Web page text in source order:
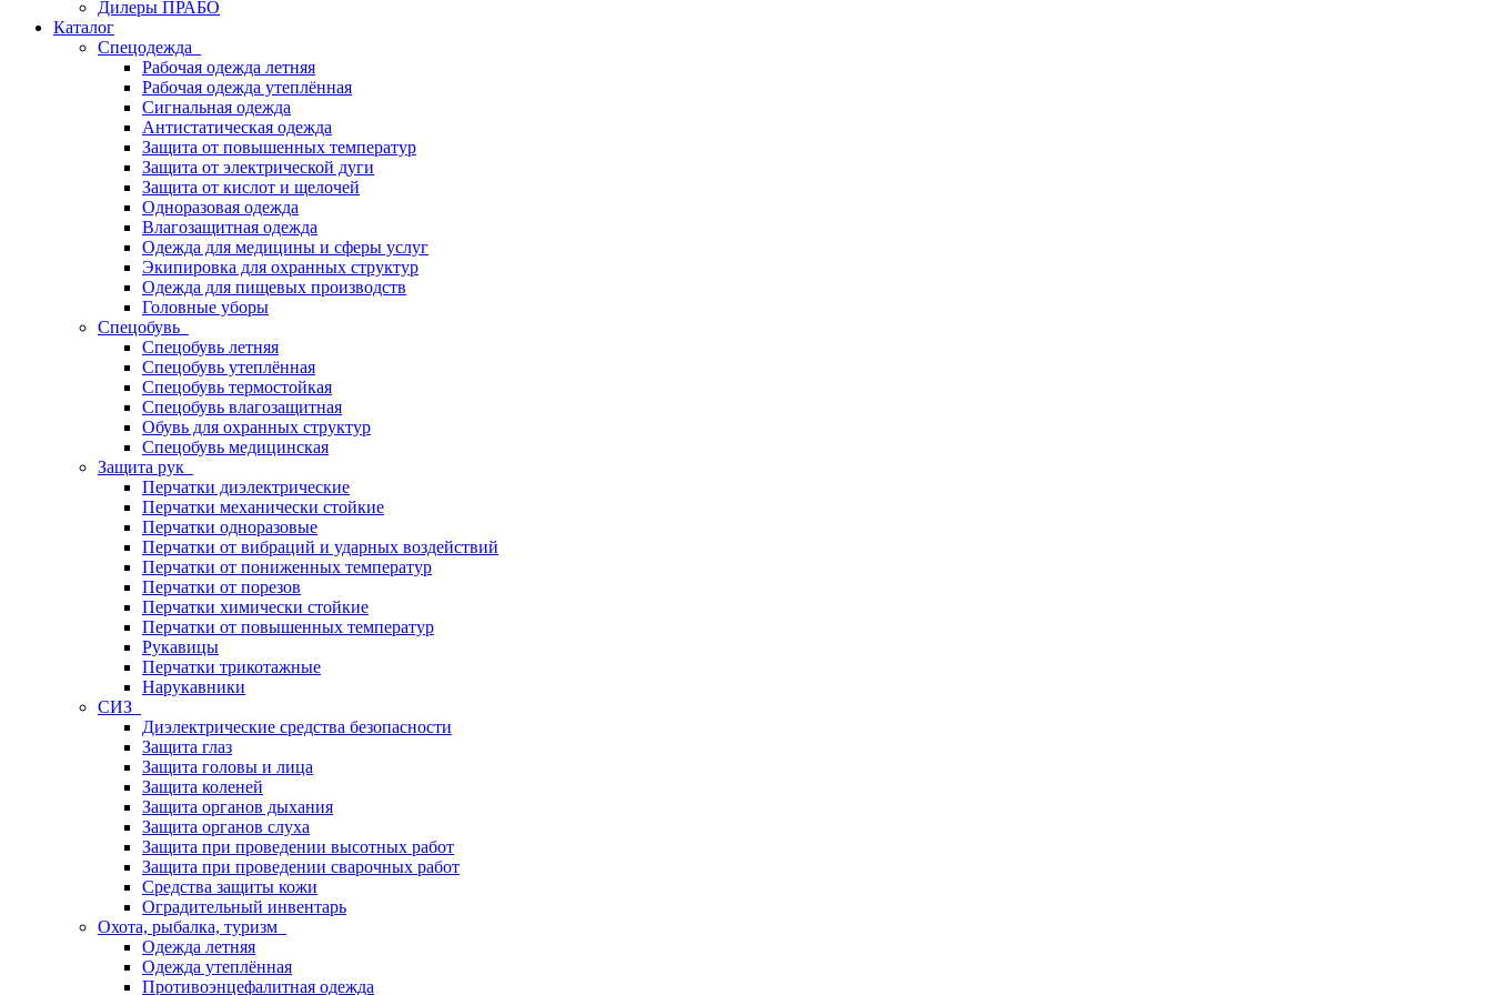
Дилеры ПРАБО
Каталог
Спецодежда
Рабочая одежда летняя
Рабочая одежда утеплённая
Сигнальная одежда
Антистатическая одежда
Защита от повышенных температур
Защита от электрической дуги
Защита от кислот и щелочей
Одноразовая одежда
Влагозащитная одежда
Одежда для медицины и сферы услуг
Экипировка для охранных структур
Одежда для пищевых производств
Головные уборы
Спецобувь
Спецобувь летняя
Спецобувь утеплённая
Спецобувь термостойкая
Спецобувь влагозащитная
Обувь для охранных структур
Спецобувь медицинская
Защита рук
Перчатки диэлектрические
Перчатки механически стойкие
Перчатки одноразовые
Перчатки от вибраций и ударных воздействий
Перчатки от пониженных температур
Перчатки от порезов
Перчатки химически стойкие
Перчатки от повышенных температур
Рукавицы
Перчатки трикотажные
Нарукавники
СИЗ
Диэлектрические средства безопасности
Защита глаз
Защита головы и лица
Защита коленей
Защита органов дыхания
Защита органов слуха
Защита при проведении высотных работ
Защита при проведении сварочных работ
Средства защиты кожи
Оградительный инвентарь
Охота, рыбалка, туризм
Одежда летняя
Одежда утеплённая
Противоэнцефалитная одежда